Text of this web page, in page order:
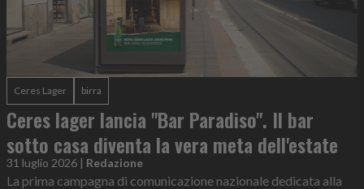
Ceres Lager birra
Ceres lager lancia "Bar Paradiso". Il bar
sotto casa diventa la vera meta dell'estate
31 luglio 2026 | Redazione
La prima campagna di comunicazione nazionale dedicata alla